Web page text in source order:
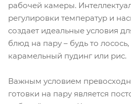
рабочей камеры.
регулировки температур и
создает идеальные условия
блюд на пару – будь то
карамельный пудинг или рис.
Важным условием
готовки на пару является